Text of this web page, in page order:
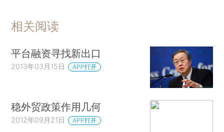
相关阅读
平台融资寻找新出口
2013年03月15日 APP打开
稳外贸政策作用几何
2012年09月21日 APP打开